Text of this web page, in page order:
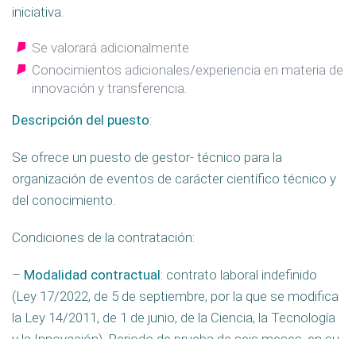
iniciativa.
Se valorará adicionalmente
Conocimientos adicionales/experiencia en materia de
innovación y transferencia.
Descripción del puesto:
Se ofrece un puesto de gestor- técnico para la
organización de eventos de carácter científico técnico y
del conocimiento.
Condiciones de la contratación:
– Modalidad contractual: contrato laboral indefinido
(Ley 17/2022, de 5 de septiembre, por la que se modifica
la Ley 14/2011, de 1 de junio, de la Ciencia, la Tecnología